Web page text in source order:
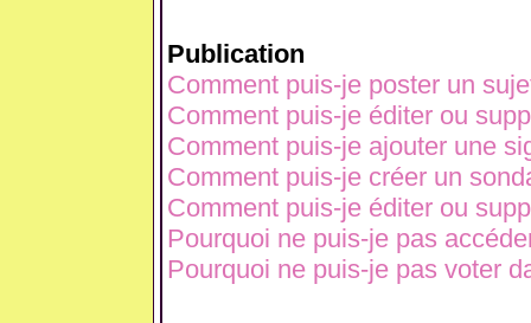
Publication
Comment puis-je poster un
Comment puis-je éditer ou
Comment puis-je ajouter une
Comment puis-je créer un
Comment puis-je éditer ou
Pourquoi ne puis-je pas
Pourquoi ne puis-je pas voter